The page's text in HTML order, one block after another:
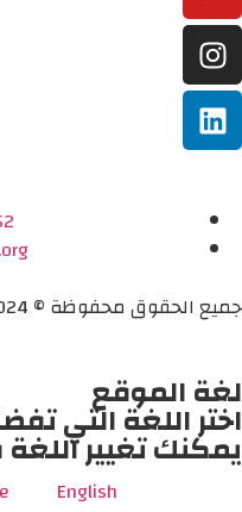
جميع الحقوق محفوظة © 2024
لغة الموقع
اختر اللغة التي
يمكنك تغيير
English